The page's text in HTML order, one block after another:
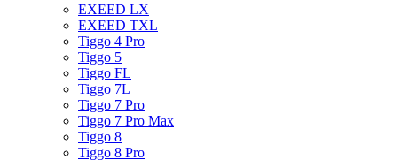
EXEED LX
EXEED TXL
Tiggo 4 Pro
Tiggo 5
Tiggo FL
Tiggo 7L
Tiggo 7 Pro
Tiggo 7 Pro Max
Tiggo 8
Tiggo 8 Pro